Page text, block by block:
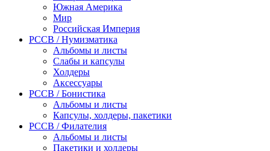
Южная Америка
Мир
Российская Империя
PCCB / Нумизматика
Альбомы и листы
Слабы и капсулы
Холдеры
Аксессуары
PCCB / Бонистика
Альбомы и листы
Капсулы, холдеры, пакетики
PCCB / Филателия
Альбомы и листы
Пакетики и холдеры